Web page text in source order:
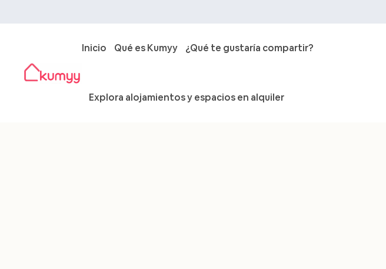
Inicio Qué es Kumyy ¿Qué te gustaría compartir?
Explora alojamientos y espacios en alquiler